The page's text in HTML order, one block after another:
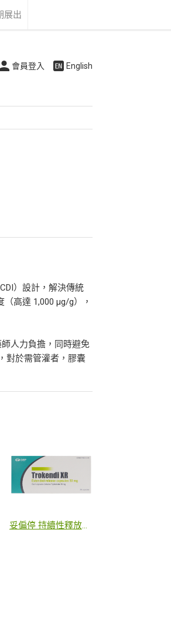
展出
會員登入 English
）設計，解決傳統
高達 1,000 μg/g），
人力負擔，同時避免
對於需管灌者，膠囊
妥偏停 持續性釋放膠囊 25 毫克、50 毫克、100 毫克